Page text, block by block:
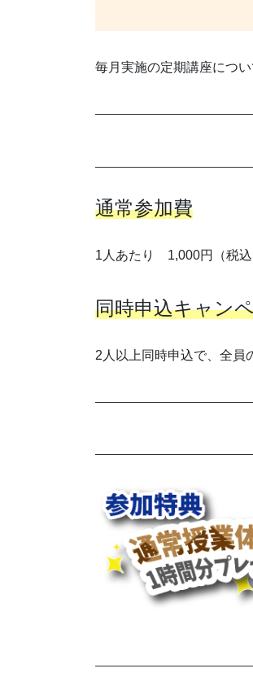
毎月実施の定期講座につ
通常参加費
1人あたり 1,000円（税込
同時申込キャン
2人以上同時申込で、全員